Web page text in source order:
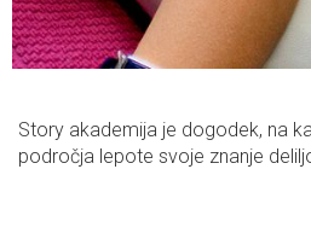
Story akademija je dogodek, na
področja lepote svoje znanje